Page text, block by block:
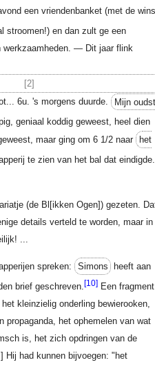
een vriendenbanket (met de
stroomen!) en dan zult ge een
werkzaamheden. — Dit jaar flink
[2]
6u. 's morgens duurde.
Mijn
geniaal koddig geweest, heel dien
maar ging om 6 1/2naar
het
te zien van het bal dat eindigde.
(de Bl[ikken Ogen]) gezeten.
details verteld te worden, maar in
...
spreken: Simons
heeft aan
brief geschreven.[10] Een
kleinzielig onderling bewierooken,
propaganda, het ophemelen van wat
is, het zich opdringen van de
Hij had kunnen bijvoegen: "het